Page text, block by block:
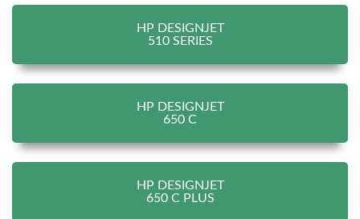
HP DESIGNJET
510 SERIES
HP DESIGNJET
650 C
HP DESIGNJET
650 C PLUS